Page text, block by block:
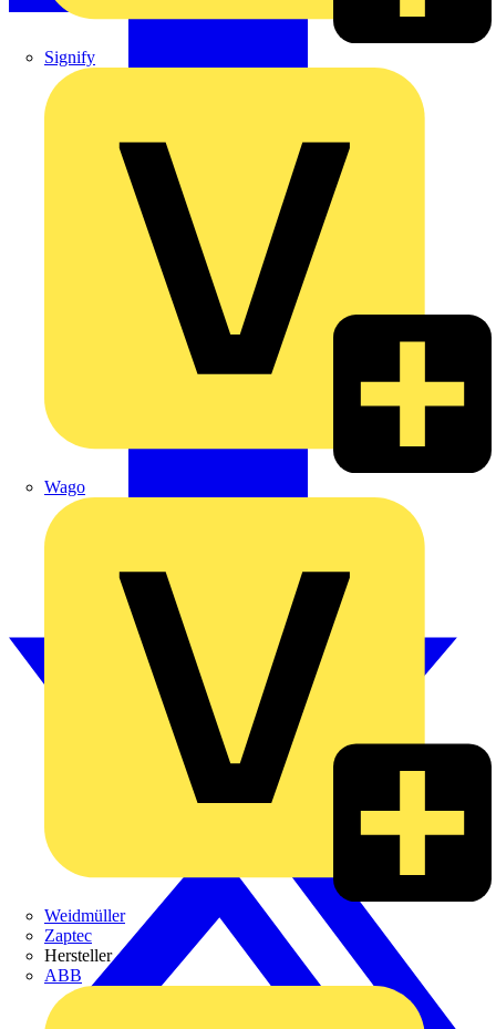
Signify
Wago
Weidmüller
Zaptec
Hersteller
ABB